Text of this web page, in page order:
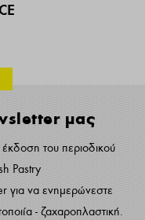
μας
του περιοδικού
Pastry
για να ενημερώνεστε
- ζαχαροπλαστική.